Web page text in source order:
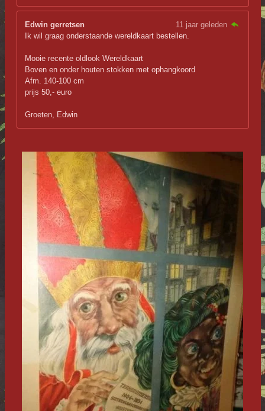
Edwin gerretsen
11 jaar geleden
Ik wil graag onderstaande wereldkaart bestellen.
Mooie recente oldlook Wereldkaart
Boven en onder houten stokken met ophangkoord
Afm. 140-100 cm
prijs 50,- euro
Groeten, Edwin